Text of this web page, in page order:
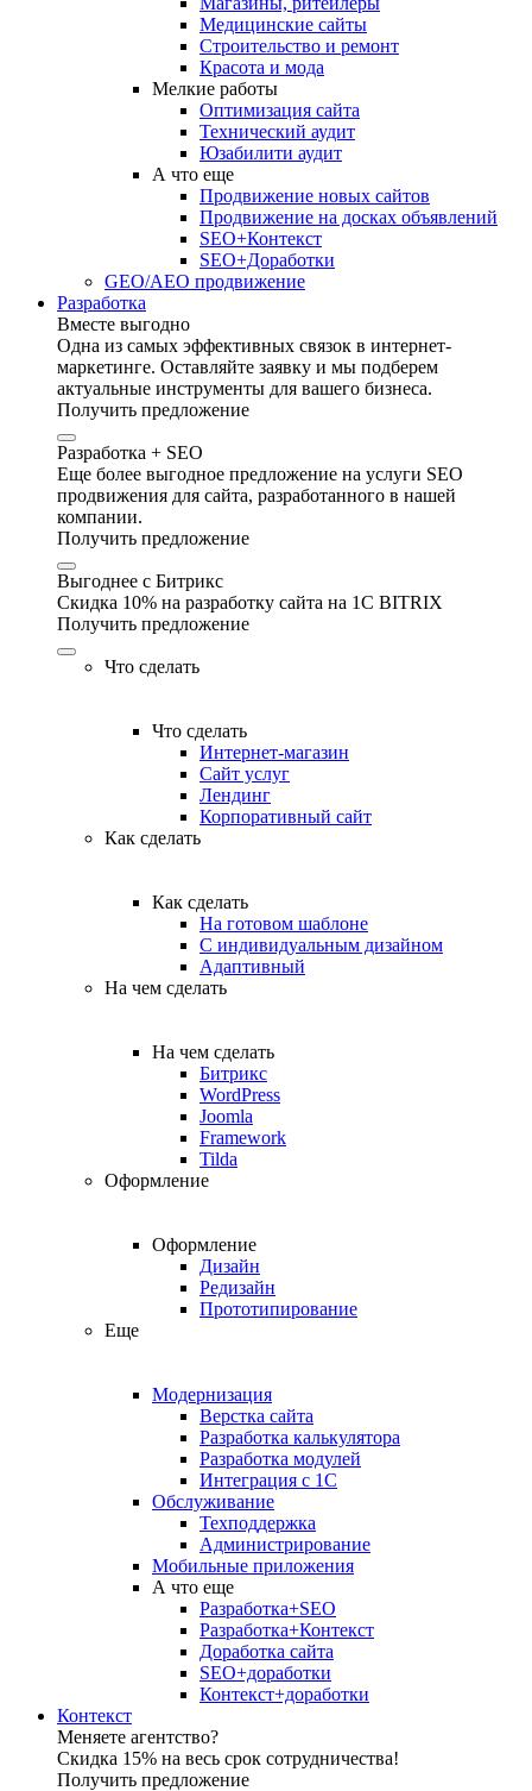
Медицинские сайты
Строительство и ремонт
Красота и мода
Мелкие работы
Оптимизация сайта
Технический аудит
Юзабилити аудит
А что еще
Продвижение новых сайтов
Продвижение на досках объявлений
SEO+Контекст
SEO+Доработки
GEO/AEO продвижение
Разработка
Вместе выгодно
Одна из самых эффективных связок в интернет-
маркетинге. Оставляйте заявку и мы подберем
актуальные инструменты для вашего бизнеса.
Получить предложение
Разработка + SEO
Еще более выгодное предложение на услуги SEO
продвижения для сайта, разработанного в нашей
компании.
Получить предложение
Выгоднее с Битрикс
Скидка 10% на разработку сайта на 1C BITRIX
Получить предложение
Что сделать
Что сделать
Интернет-магазин
Сайт услуг
Лендинг
Корпоративный сайт
Как сделать
Как сделать
На готовом шаблоне
С индивидуальным дизайном
Адаптивный
На чем сделать
На чем сделать
Битрикс
WordPress
Joomla
Framework
Tilda
Оформление
Оформление
Дизайн
Редизайн
Прототипирование
Еще
Модернизация
Верстка сайта
Разработка калькулятора
Разработка модулей
Интеграция с 1С
Обслуживание
Техподдержка
Администрирование
Мобильные приложения
А что еще
Разработка+SEO
Разработка+Контекст
Доработка сайта
SEO+доработки
Контекст+доработки
Контекст
Меняете агентство?
Скидка 15% на весь срок сотрудничества!
Получить предложение